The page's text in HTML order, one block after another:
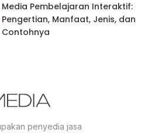
Media Pembelajaran Interaktif:
Pengertian, Manfaat, Jenis, dan
Contohnya
penyedia jasa